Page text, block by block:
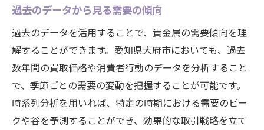
過去のデータから見る需要の傾向
過去のデータを活用することで、貴金属の需要傾向を理
解することができます。愛知県大府市においても、過去
数年間の買取価格や消費者行動のデータを分析すること
で、季節ごとの需要の変動を把握することが可能です。
時系列分析を用いれば、特定の時期における需要のピー
クや谷を予測することができ、効果的な取引戦略を立て